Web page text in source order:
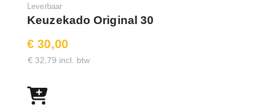
Leverbaar
Keuzekado Original 30
€ 30,00
€ 32,79 incl. btw